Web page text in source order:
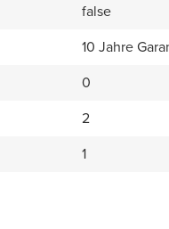
false
10 Jahre
0
2
1